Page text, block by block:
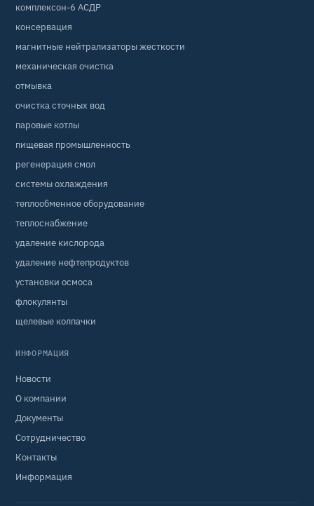
комплексон-6 АСДР
консервация
магнитные нейтрализаторы жесткости
механическая очистка
отмывка
очистка сточных вод
паровые котлы
пищевая промышленность
регенерация смол
системы охлаждения
теплообменное оборудование
теплоснабжение
удаление кислорода
удаление нефтепродуктов
установки осмоса
флокулянты
щелевые колпачки
ИНФОРМАЦИЯ
Новости
О компании
Документы
Сотрудничество
Контакты
Информация